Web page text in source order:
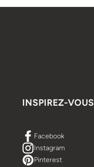
INSPIREZ-VOUS
Facebook
Instagram
Pinterest